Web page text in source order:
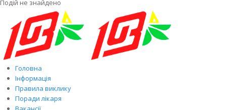
Подій не знайдено
Головна
Інформація
Правила виклику
Поради лікаря